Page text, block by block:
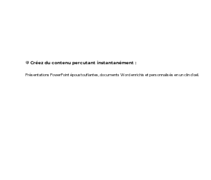
💬 Créez du contenu percutant instantanément :
Présentations PowerPoint époustouflantes, documents Word enrichis et personnalisés en un clin d'œil.